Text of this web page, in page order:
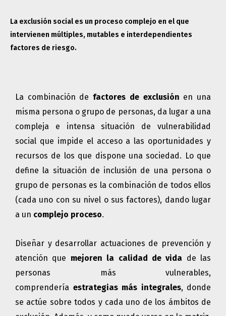
La exclusión social es un proceso complejo en el que
intervienen múltiples, mutables e interdependientes
factores de riesgo.
La combinación defactores de exclusión en una
misma persona o grupo de personas, da lugar a una
compleja e intensa situación de vulnerabilidad
social que impide el acceso a las oportunidades y
recursos de los que dispone una sociedad. Lo que
define la situación de inclusión de una persona o
grupo de personas es la combinación de todos ellos
(cada uno con su nivel o sus factores), dando lugar
a un complejo proceso.
Diseñar y desarrollar actuaciones de prevención y
atención que mejoren la calidad de vida de las
personas más vulnerables,
comprendería estrategias más integrales, donde
se actúe sobre todos y cada uno de los ámbitos de